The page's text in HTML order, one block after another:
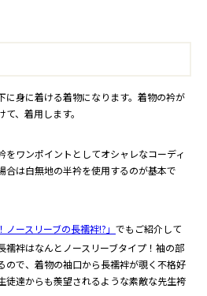
に身に着ける着物になります。着物の衿が
、着用します。
をワンポイントとしてオシャレなコーディ
合は白無地の半衿を使用するのが基本で
ースリーブの長襦袢!?」 でもご紹介して
襦袢はなんとノースリーブタイプ！袖の部
ので、着物の袖口から長襦袢が覗く不格好
徒達からも羨望されるような素敵な先生袴